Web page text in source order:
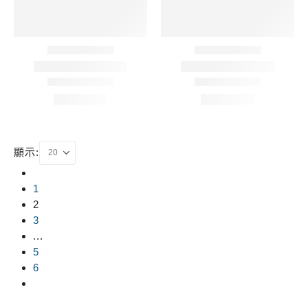
顯示:
1
2
3
...
5
6